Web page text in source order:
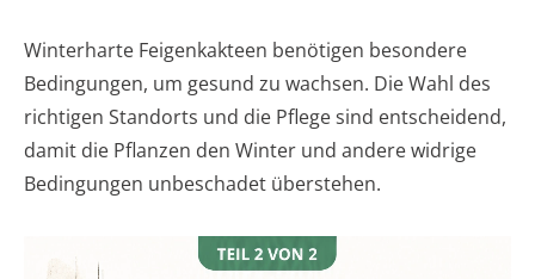
Winterharte Feigenkakteen benötigen besondere
Bedingungen, um gesund zu wachsen. Die Wahl des
richtigen Standorts und die Pflege sind entscheidend,
damit die Pflanzen den Winter und andere widrige
Bedingungen unbeschadet überstehen.